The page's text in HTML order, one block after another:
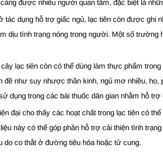
được nhiều người quan tâm, đặc biệt là
tác dụng hỗ trợ giấc ngủ, lạc tiên còn được
dịu tình trạng nóng trong người. Một số
lạc tiên còn có thể dùng làm thực phẩm
đề như suy nhược thần kinh, ngủ mơ nhiều,
dụng trong các bài thuốc dân gian nhằm hỗ
đại cho thấy các hoạt chất trong lạc tiên có
này có thể góp phần hỗ trợ cải thiện tình
do co thắt ở đường tiêu hóa hoặc tử cung.